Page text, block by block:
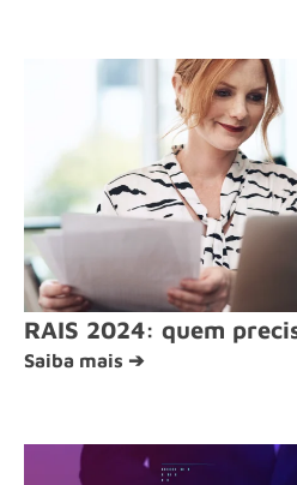
RAIS 2024: quem
Saiba mais ➔